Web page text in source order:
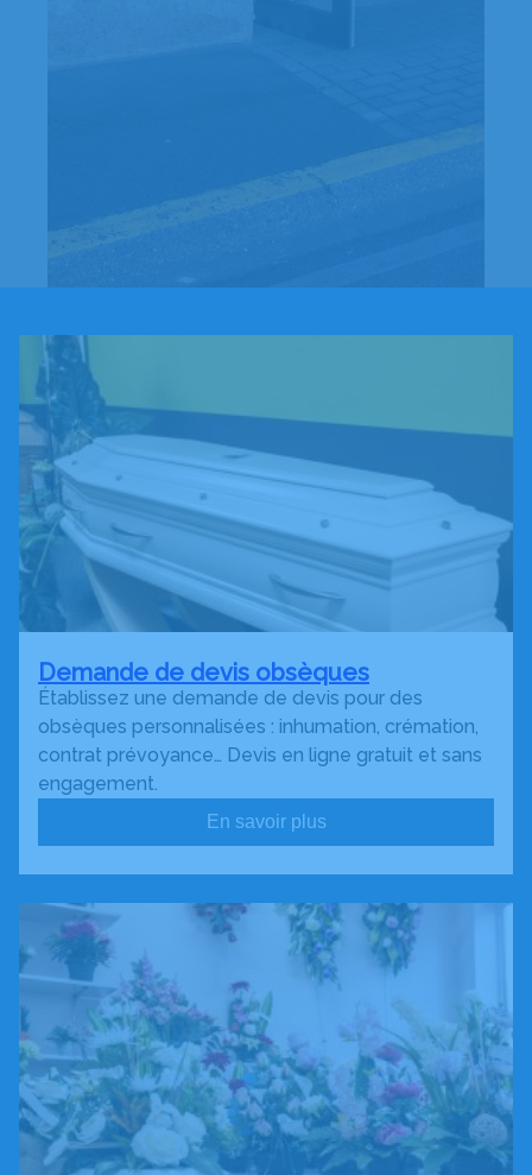
Demande de devis obsèques
Établissez une demande de devis pour des
obsèques personnalisées : inhumation, crémation,
contrat prévoyance… Devis en ligne gratuit et sans
engagement.
En savoir plus